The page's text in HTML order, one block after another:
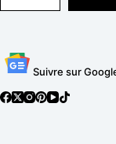
Suivre sur